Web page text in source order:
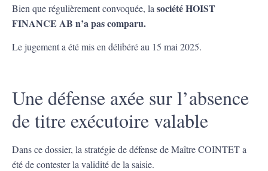
Bien que régulièrement convoquée, la société HOIST
FINANCE AB n’a pas comparu.
Le jugement a été mis en délibéré au 15 mai 2025.
Une défense axée sur l’absence
de titre exécutoire valable
Dans ce dossier, la stratégie de défense de Maître COINTET a
été de contester la validité de la saisie.